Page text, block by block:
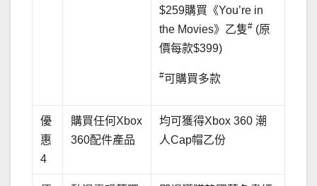
$259購買《You’re in
the Movies》乙隻# (原
價每款$399)
#可購買多款
優
惠
4
購買任何Xbox
360配件產品
均可獲得Xbox 360 潮
人Cap帽乙份